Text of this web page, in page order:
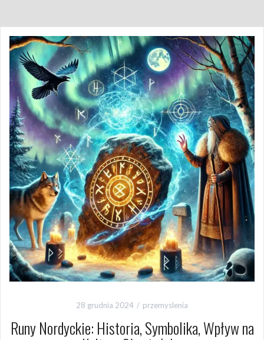
28 grudnia 2024 przemyslenia
Runy Nordyckie: Historia, Symbolika, Wpływ na